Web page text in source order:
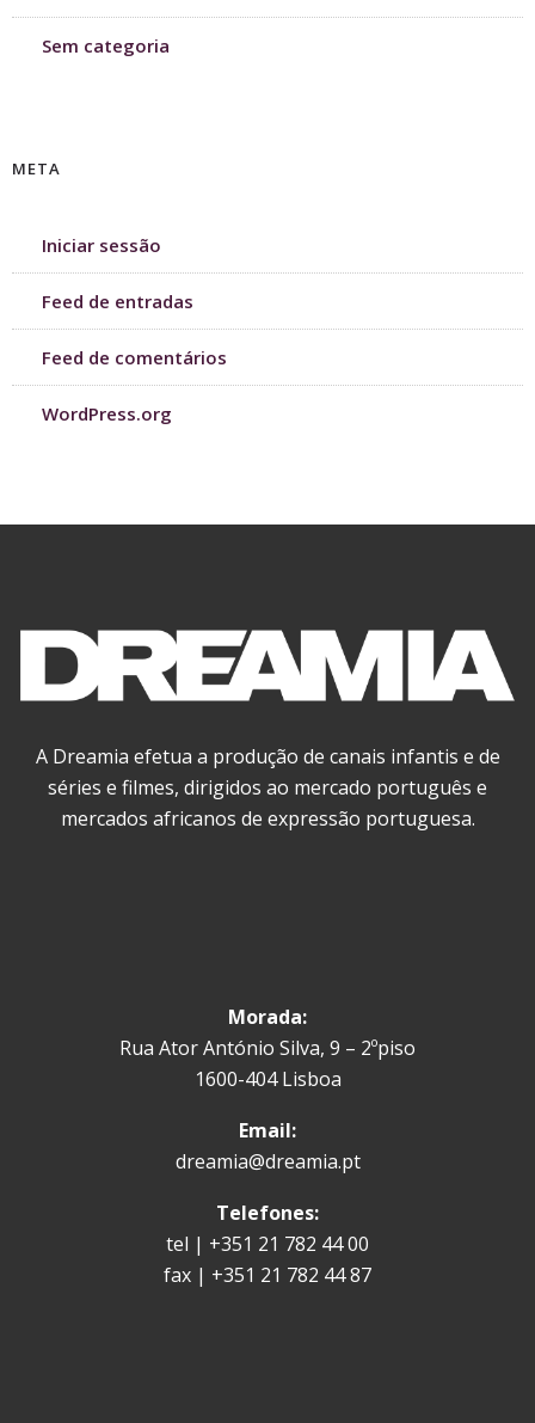
Sem categoria
META
Iniciar sessão
Feed de entradas
Feed de comentários
WordPress.org
A Dreamia efetua a produção de canais infantis e de
séries e filmes, dirigidos ao mercado português e
mercados africanos de expressão portuguesa.
Morada:
Rua Ator António Silva, 9 – 2ºpiso
1600-404 Lisboa
Email:
dreamia@dreamia.pt
Telefones:
tel | +351 21 782 44 00
fax | +351 21 782 44 87